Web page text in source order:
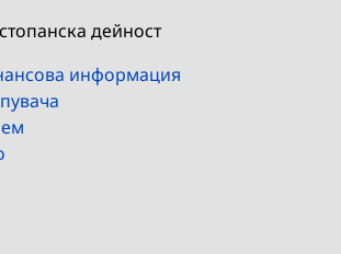
дейност
информация